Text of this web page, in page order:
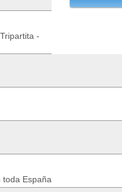
-
España